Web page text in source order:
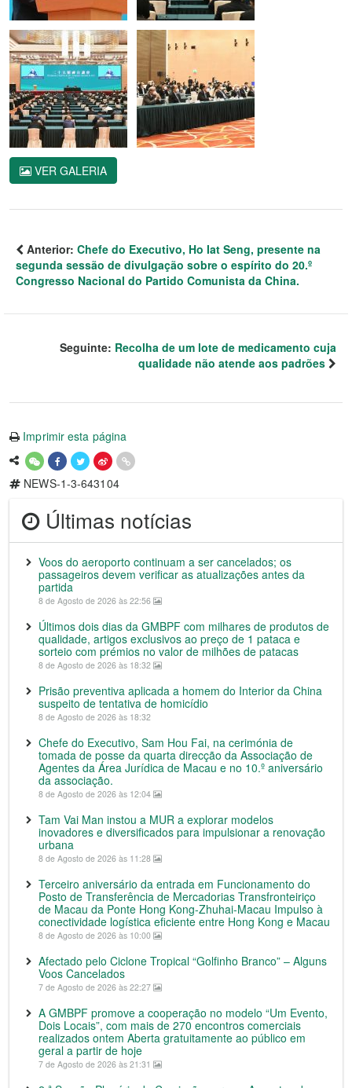
VER GALERIA
Anterior: Chefe do Executivo, Ho Iat Seng, presente na
segunda sessão de divulgação sobre o espírito do 20.º
Congresso Nacional do Partido Comunista da China.
Seguinte: Recolha de um lote de medicamento cuja
qualidade não atende aos padrões
Imprimir esta página
NEWS-1-3-643104
Últimas notícias
Voos do aeroporto continuam a ser cancelados; os
passageiros devem verificar as atualizações antes da
partida
8 de Agosto de 2026 às 22:56
Últimos dois dias da GMBPF com milhares de produtos de
qualidade, artigos exclusivos ao preço de 1 pataca e
sorteio com prémios no valor de milhões de patacas
8 de Agosto de 2026 às 18:32
Prisão preventiva aplicada a homem do Interior da China
suspeito de tentativa de homicídio
8 de Agosto de 2026 às 18:32
Chefe do Executivo, Sam Hou Fai, na cerimónia de
tomada de posse da quarta direcção da Associação de
Agentes da Área Jurídica de Macau e no 10.º aniversário
da associação.
8 de Agosto de 2026 às 12:04
Tam Vai Man instou a MUR a explorar modelos
inovadores e diversificados para impulsionar a renovação
urbana
8 de Agosto de 2026 às 11:28
Terceiro aniversário da entrada em Funcionamento do
Posto de Transferência de Mercadorias Transfronteiriço
de Macau da Ponte Hong Kong-Zhuhai-Macau Impulso à
conectividade logística eficiente entre Hong Kong e Macau
8 de Agosto de 2026 às 10:00
Afectado pelo Ciclone Tropical “Golfinho Branco” – Alguns
Voos Cancelados
7 de Agosto de 2026 às 22:27
A GMBPF promove a cooperação no modelo “Um Evento,
Dois Locais”, com mais de 270 encontros comerciais
realizados ontem Aberta gratuitamente ao público em
geral a partir de hoje
7 de Agosto de 2026 às 21:31